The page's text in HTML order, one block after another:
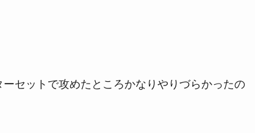
セットで攻めたところかなりやりづらかったの